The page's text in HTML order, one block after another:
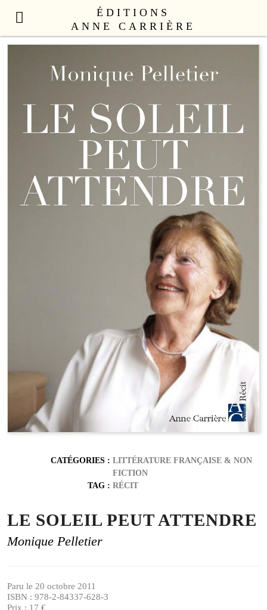
ÉDITIONS
ANNE CARRIÈRE
LITTÉRATURE FRANÇAISE
LITTÉRATURE ÉTRANGÈRE
NON FICTION
ANNE CARRIÈRE UNIVERS
SEX APPEAL
AUTEURS
LE COLLECTIF
CATÉGORIES : LITTÉRATURE FRANÇAISE& NON
FICTION
TAG : RÉCIT
LE SOLEIL PEUT ATTENDRE
Monique Pelletier
Paru le 20 octobre 2011
ISBN : 978-2-84337-628-3
Prix : 17 €